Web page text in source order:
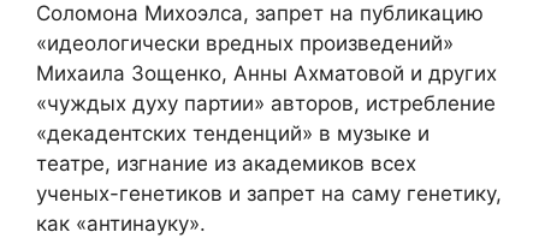
Соломона Михоэлса, запрет на публикацию
«идеологически вредных произведений»
Михаила Зощенко, Анны Ахматовой и других
«чуждых духу партии» авторов, истребление
«декадентских тенденций» в музыке и
театре, изгнание из академиков всех
ученых-генетиков и запрет на саму генетику,
как «антинауку».